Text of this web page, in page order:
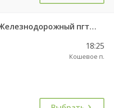
509 Калининград АВ — Железнодорожный пгт. ч/з Правдинск КДП
18:25
Кошевое п.